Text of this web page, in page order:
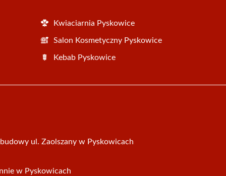
Kwiaciarnia Pyskowice
Salon Kosmetyczny Pyskowice
Kebab Pyskowice
ul. Zaolszany w Pyskowicach
w Pyskowicach